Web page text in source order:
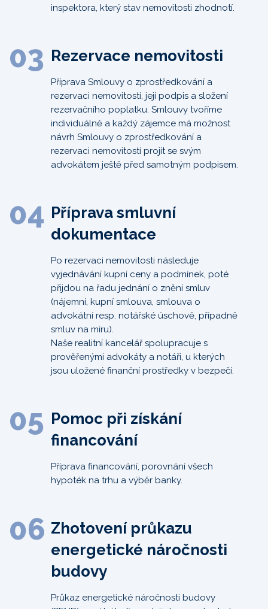
inspektora, který stav nemovitosti zhodnotí.
03 Rezervace nemovitosti
Příprava Smlouvy o zprostředkování a
rezervaci nemovitostí, její podpis a složení
rezervačního poplatku. Smlouvy tvoříme
individuálně a každý zájemce má možnost
návrh Smlouvy o zprostředkování a
rezervaci nemovitostí projít se svým
advokátem ještě před samotným podpisem.
04 Příprava smluvní
dokumentace
Po rezervaci nemovitosti následuje
vyjednávání kupní ceny a podmínek, poté
přijdou na řadu jednání o znění smluv
(nájemní, kupní smlouva, smlouva o
advokátní resp. notářské úschově, případně
smluv na míru).
Naše realitní kancelář spolupracuje s
prověřenými advokáty a notáři, u kterých
jsou uložené finanční prostředky v bezpečí.
05 Pomoc při získání
financování
Příprava financování, porovnání všech
hypoték na trhu a výběr banky.
06 Zhotovení průkazu
energetické náročnosti
budovy
Průkaz energetické náročnosti budovy